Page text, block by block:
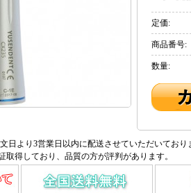
定価:
商品番号:
数量:
日より3営業日以内に配送させていただいてお
取得しており、品質の方が評判があります。